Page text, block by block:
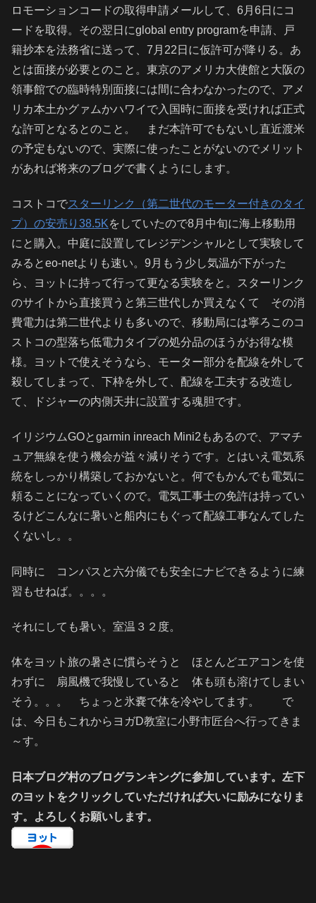
ロモーションコードの取得申請メールして、6月6日にコ
ードを取得。その翌日にglobal entry programを申請、戸
籍抄本を法務省に送って、7月22日に仮許可が降りる。あ
とは面接が必要とのこと。東京のアメリカ大使館と大阪の
領事館での臨時特別面接には間に合わなかったので、アメ
リカ本土かグァムかハワイで入国時に面接を受ければ正式
な許可となるとのこと。 まだ本許可でもないし直近渡米
の予定もないので、実際に使ったことがないのでメリット
があれば将来のブログで書くようにします。
コストコでスターリンク（第二世代のモーター付きのタイ
プ）の安売り38.5Kをしていたので8月中旬に海上移動用
にと購入。中庭に設置してレジデンシャルとして実験して
みるとeo-netよりも速い。9月もう少し気温が下がった
ら、ヨットに持って行って更なる実験をと。スターリンク
のサイトから直接買うと第三世代しか買えなくて その消
費電力は第二世代よりも多いので、移動局には寧ろこのコ
ストコの型落ち低電力タイプの処分品のほうがお得な模
様。ヨットで使えそうなら、モーター部分を配線を外して
殺してしまって、下枠を外して、配線を工夫する改造し
て、ドジャーの内側天井に設置する魂胆です。
イリジウムGOとgarmin inreach Mini2もあるので、アマチ
ュア無線を使う機会が益々減りそうです。とはいえ電気系
統をしっかり構築しておかないと。何でもかんでも電気に
頼ることになっていくので。電気工事士の免許は持ってい
るけどこんなに暑いと船内にもぐって配線工事なんてした
くないし。。
同時に コンパスと六分儀でも安全にナビできるように練
習もせねば。。。。
それにしても暑い。室温３２度。
体をヨット旅の暑さに慣らそうと ほとんどエアコンを使
わずに 扇風機で我慢していると 体も頭も溶けてしまい
そう。。。 ちょっと氷嚢で体を冷やしてます。 で
は、今日もこれからヨガD教室に小野市匠台へ行ってきま
～す。
日本ブログ村のブログランキングに参加しています。左下
のヨットをクリックしていただければ大いに励みになりま
す。よろしくお願いします。